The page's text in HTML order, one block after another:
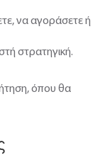
να αγοράσετε ή
στρατηγική.
όπου θα